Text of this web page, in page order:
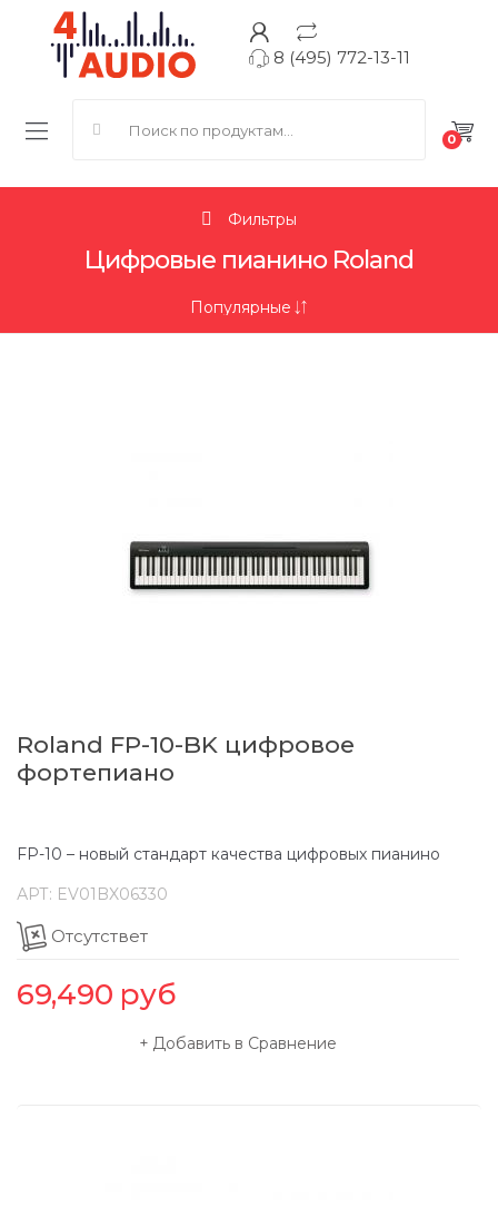
8 (495) 772-13-11
0
Фильтры
Цифровые пианино Roland
Roland FP-10-BK цифровое
фортепиано
FP-10 – новый стандарт качества цифровых пианино
АРТ: EV01BX06330
Отсутствет
69,490 руб
Добавить в Сравнение